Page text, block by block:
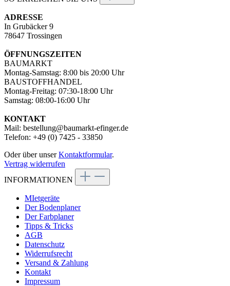
ADRESSE
In Grubäcker 9
78647 Trossingen
ÖFFNUNGSZEITEN
BAUMARKT
Montag-Samstag: 8:00 bis 20:00 Uhr
BAUSTOFFHANDEL
Montag-Freitag: 07:30-18:00 Uhr
Samstag: 08:00-16:00 Uhr
KONTAKT
Mail: bestellung@baumarkt-efinger.de
Telefon: +49 (0) 7425 - 33850
Oder über unserKontaktformular.
Vertrag widerrufen
INFORMATIONEN
MIetgeräte
Der Bodenplaner
Der Farbplaner
Tipps & Tricks
AGB
Datenschutz
Widerrufsrecht
Versand & Zahlung
Kontakt
Impressum